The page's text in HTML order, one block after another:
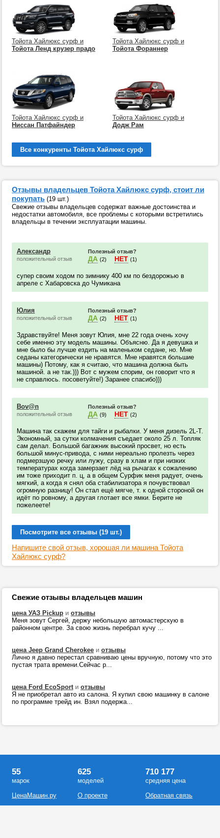
Тойота Хайлюкс сурф и
Тойота Ленд крузер прадо
Тойота Хайлюкс сурф и
Тойота Фораннер
Тойота Хайлюкс сурф и
Ниссан Патфайндер
Тойота Хайлюкс сурф и
Додж Рам
Все конкуренты Тойота Хайлюкс сурф
Отзывы владельцев Тойота Хайлюкс сурф, стоит ли
покупать (19 шт.)
Свежие отзывы владельцев содержат важные достоинства и
недостатки автомобиля, все проблемы с которыми встретились
владельцы в течении эксплуатации машины.
Александр
положительный отзыв
Полезный отзыв?
ДА (2) НЕТ (1)
супер своим ходом по зимнику 400 км по бездорожью в
апреле с Хабаровска до Чумикана
Юлия
положительный отзыв
Полезный отзыв?
ДА (2) НЕТ (1)
Здравствуйте! Меня зовут Юлия, мне 22 года очень хочу
себе именно эту модель машины. Объясню. Да я девушка и
мне было бы лучше ездить на маленьком седане, но. Мне
седаны категорически не нравятся. Мне нравятся большие
машины) Потому, как я считаю, что машина должна быть
машиной. а не так.))) Вот с мужем спорим, он говорит что я
не справлюсь. посоветуйте!) Заранее спасибо)))
Воv@n
положительный отзыв
Полезный отзыв?
ДА (9) НЕТ (2)
Машина так скажем для тайги и рыбалки. У меня дизель 2L-T.
Экономный, за сутки колмачения съедает около 25 л. Топляк
сам делал. Большой багажник высокий просвет, но есть
большой минус-привода, с ними нереально пролезть через
подмерзшую речку или лужу, сразу в хлам и при низких
температурах когда замерзает лёд на рычагах к сожалению
им тоже приходит п. ц, а в общем Сурфик меня радует, очень
мягкий, а когда я снял оба стабилизатора я почувствовал
огромную разницу! Он стал ещё мягче, т. к одной стороной он
идёт по ровному, а другая глотает все ямки. Берите не
пожелеете!
Посмотрите все отзывы (19 шт.)
Напишите свой отзыв, хорошая ли машина Тойота
Хайлюкс сурф?
Свежие отзывы владельцев машин
цена УАЗ Pickup и отзывы
Меня зовут Сергей, держу небольшую автомастерскую в
районном центре. За свою жизнь перебрал кучу ...
цена Jeep Grand Cherokee и отзывы
Лично я давно перестал сравниваю цены вручную, потому что это
пустая трата времени.Сейчас р...
цена Ford EcoSportи отзывы
Я не приобретал авто из салона. Я купил свою машинку в салоне
по программе трейд ин. Взял подержа...
55
марок
ЦенаМашин.ру
625
моделей
О проекте
710 177
средняя цена
Обратная связь